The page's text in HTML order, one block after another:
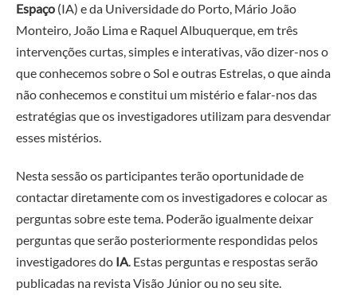
Espaço (IA) e da Universidade do Porto, Mário João
Monteiro, João Lima e Raquel Albuquerque, em três
intervenções curtas, simples e interativas, vão dizer-nos o
que conhecemos sobre o Sol e outras Estrelas, o que ainda
não conhecemos e constitui um mistério e falar-nos das
estratégias que os investigadores utilizam para desvendar
esses mistérios.
Nesta sessão os participantes terão oportunidade de
contactar diretamente com os investigadores e colocar as
perguntas sobre este tema. Poderão igualmente deixar
perguntas que serão posteriormente respondidas pelos
investigadores do IA. Estas perguntas e respostas serão
publicadas na revista Visão Júnior ou no seu site.